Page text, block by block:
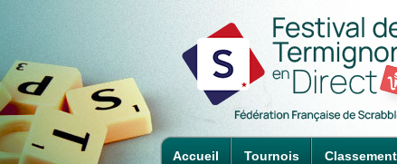
Accueil Tournois